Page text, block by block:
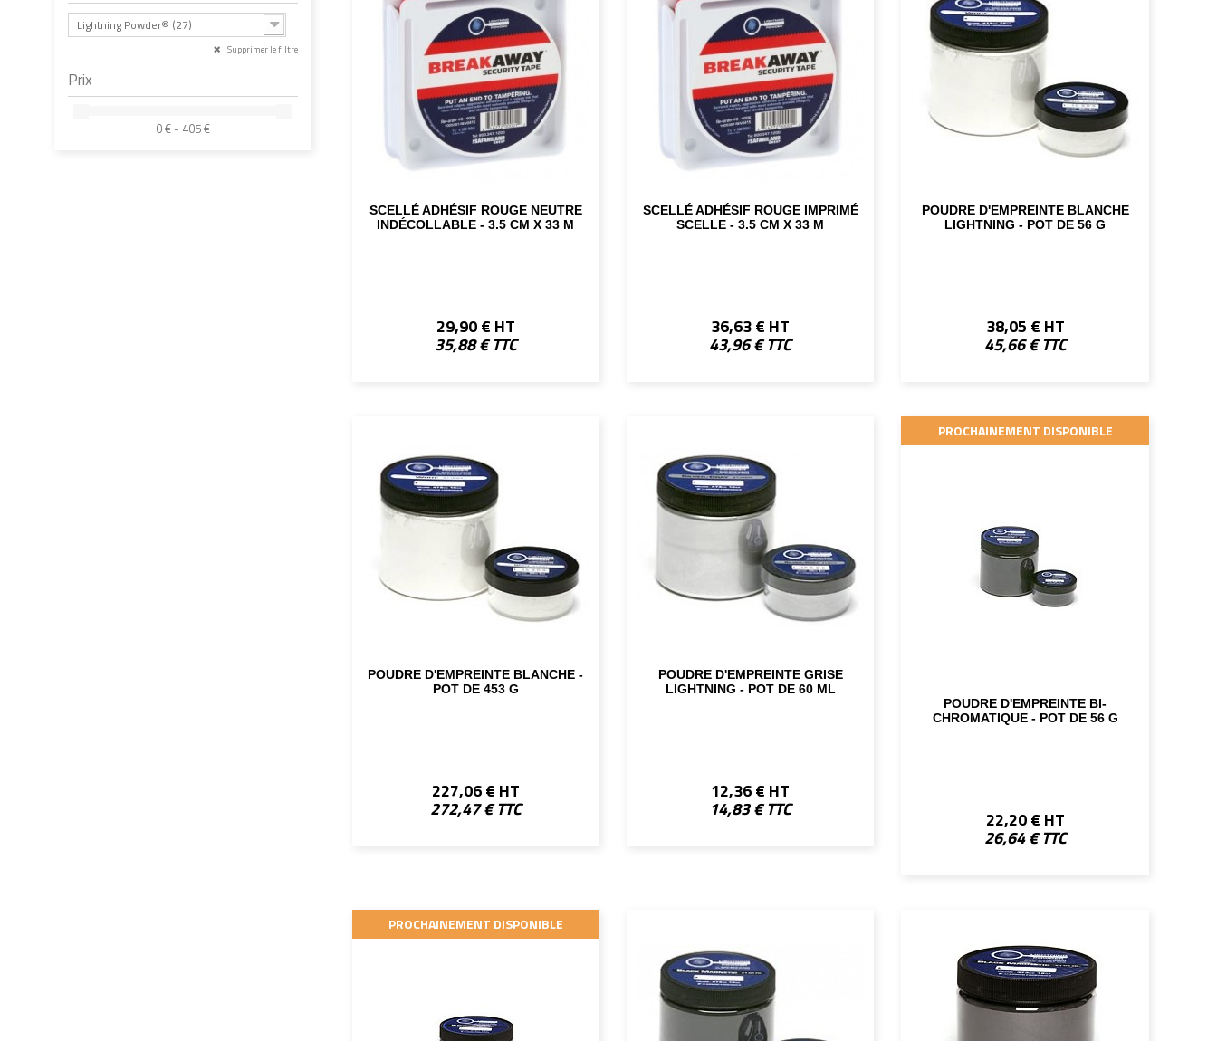
Lightning Powder® (27)
Supprimer le filtre
Prix
0 € - 405 €
SCELLÉ ADHÉSIF ROUGE NEUTRE
INDÉCOLLABLE - 3.5 CM X 33 M
29,90 € HT
35,88 € TTC
SCELLÉ ADHÉSIF ROUGE IMPRIMÉ
SCELLE - 3.5 CM X 33 M
36,63 € HT
43,96 € TTC
POUDRE D'EMPREINTE BLANCHE
LIGHTNING - POT DE 56 G
38,05 € HT
45,66 € TTC
POUDRE D'EMPREINTE BLANCHE -
POT DE 453 G
227,06 € HT
272,47 € TTC
POUDRE D'EMPREINTE GRISE
LIGHTNING - POT DE 60 ML
12,36 € HT
14,83 € TTC
PROCHAINEMENT DISPONIBLE
POUDRE D'EMPREINTE BI-
CHROMATIQUE - POT DE 56 G
22,20 € HT
26,64 € TTC
PROCHAINEMENT DISPONIBLE